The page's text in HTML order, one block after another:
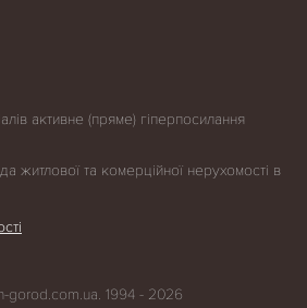
активне (пряме) гіперпосилання
житлової та комерційної нерухомості в
gorod.com.ua. 1994 - 2026